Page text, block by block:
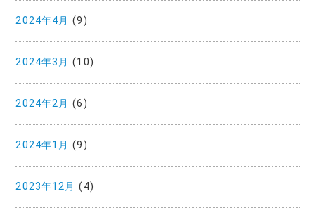
2024年4月 (9)
2024年3月 (10)
2024年2月 (6)
2024年1月 (9)
2023年12月 (4)